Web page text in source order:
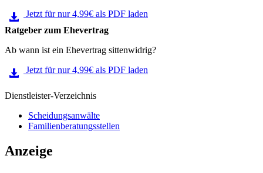
Jetzt für nur 4,99€ als PDF laden
Ratgeber zum Ehevertrag
Ab wann ist ein Ehevertrag sittenwidrig?
Jetzt für nur 4,99€ als PDF laden
Dienstleister-Verzeichnis
Scheidungsanwälte
Familienberatungsstellen
Anzeige